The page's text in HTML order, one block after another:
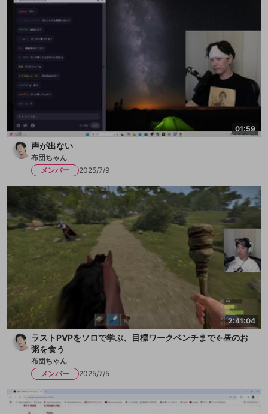
01:59
声が出ない
布団ちゃん
メンバー
2025/7/9
2:41:04
ラストPVPをソロで学ぶ、目標ワークベンチまで←昼のお
粥を食う
布団ちゃん
メンバー
2025/7/5